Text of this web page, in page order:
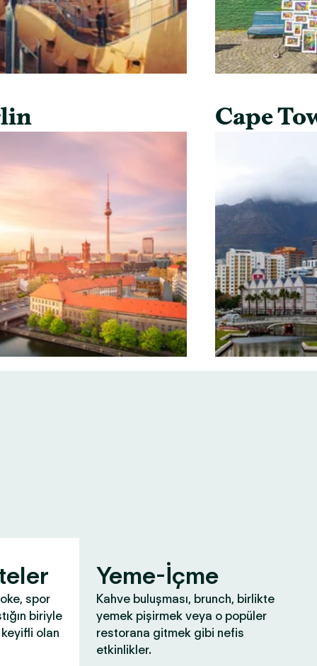
Cape
spor
biriyle
keyifli olan
Yeme-İçme
Kahve buluşması, brunch, birlikte
yemek pişirmek veya o popüler
restorana gitmek gibi nefis
etkinlikler.